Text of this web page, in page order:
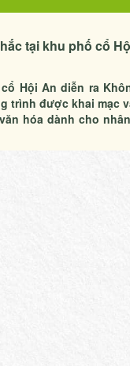
tại khu phố cổ
Hội An diễn ra
trình được khai mạc
hóa dành cho